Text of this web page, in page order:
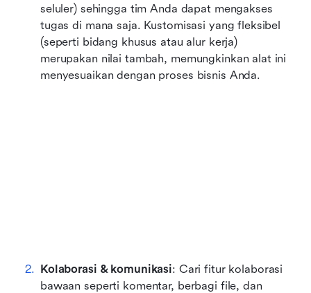
seluler) sehingga tim Anda dapat mengakses
tugas di mana saja. Kustomisasi yang fleksibel
(seperti bidang khusus atau alur kerja)
merupakan nilai tambah, memungkinkan alat ini
menyesuaikan dengan proses bisnis Anda.
Kolaborasi & komunikasi: Cari fitur kolaborasi
bawaan seperti komentar, berbagi file, dan